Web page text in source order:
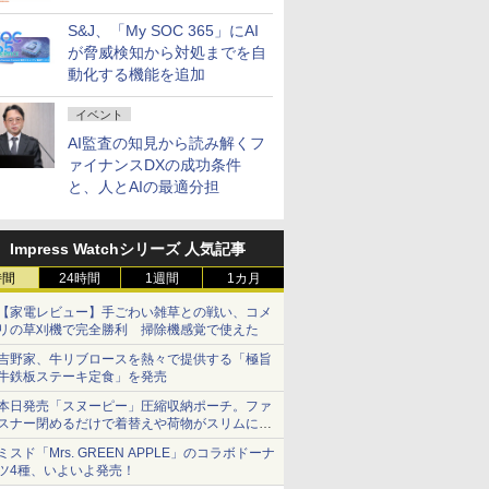
ビスを提供
S&J、「My SOC 365」にAI
が脅威検知から対処までを自
動化する機能を追加
イベント
AI監査の知見から読み解くフ
ァイナンスDXの成功条件
と、人とAIの最適分担
Impress Watchシリーズ 人気記事
24時間 1週間 1カ月
家電レビュー】手ごわい雑草との戦い、コメ
の草刈機で完全勝利 掃除機感覚で使えた
野家、牛リブロースを熱々で提供する「極旨
鉄板ステーキ定食」を発売
日発売「スヌーピー」圧縮収納ポーチ。ファ
ナー閉めるだけで着替えや荷物がスリムにま
まる
スド「Mrs. GREEN APPLE」のコラボドーナ
4種、いよいよ発売！